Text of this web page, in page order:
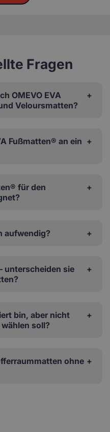
Fragen
OMEVO EVA
Veloursmatten?
Fußmatten® an ein
für den
aufwendig?
unterscheiden sie
bin, aber nicht
soll?
ohne